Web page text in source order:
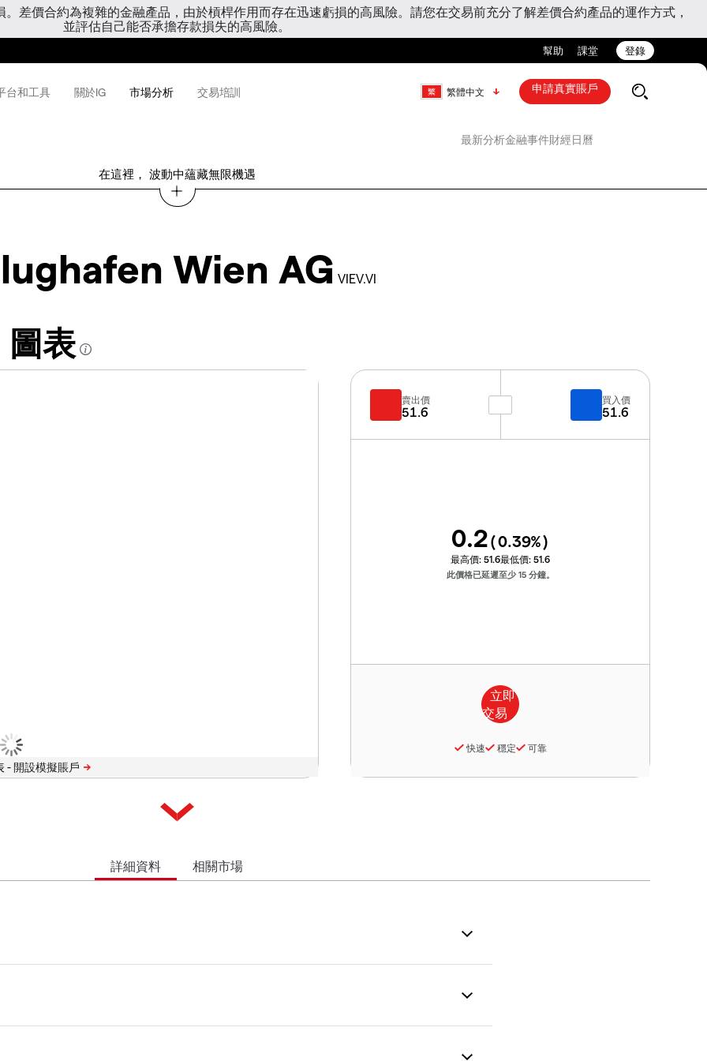
差價合約為複雜的金融產品，由於槓桿作用而存在迅速虧損的高風險。請您在交易前充分了解差價合約產品的運作方式，
並評估自己能否承擔存款損失的高風險。
幫助 課堂 登錄
台和工具 關於IG 市場分析 交易培訓 繁體中文 申請真實賬戶
最新分析金融事件財經日曆
在這裡， 波動中蘊藏無限機遇
Wien AG VIEV.VI
表
-
賣出價
51.6
買入價
51.6
0.2(0.39%)
最高價: 51.6最低價: 51.6
此價格已延遲至少 15 分鐘。
快速 穩定 可靠
詳細資料 相關市場